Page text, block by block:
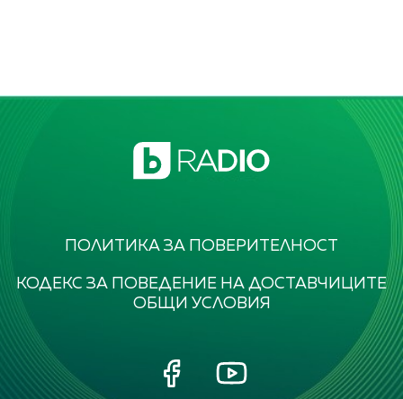
ПОЛИТИКА ЗА ПОВЕРИТЕЛНОСТ
КОДЕКС ЗА ПОВЕДЕНИЕ НА ДОСТАВЧИЦИТЕ
ОБЩИ УСЛОВИЯ